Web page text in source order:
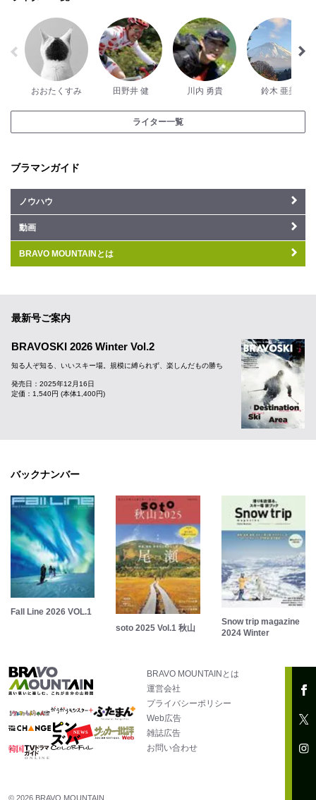
おおたくすみ 田野井 健 川内 勇貴 鈴木 亜美
ライター一覧
ブラマンガイド
ノウハウ
動画
BRAVO MOUNTAINとは
最新号ご案内
BRAVOSKI 2026 Winter Vol.2
知る人ぞ知る、いいスキー場。規模に縛られず、楽しんだもの勝ち
発売日：2025年12月16日
定価：1,540円 (本体1,400円)
バックナンバー
Fall Line 2026 VOL.1
soto 2025 Vol.1 秋山
Snow trip magazine
2024 Winter
BRAVO MOUNTAINとは
運営会社
プライバシーポリシー
Web広告
雑誌広告
お問い合わせ
© 2026 BRAVO MOUNTAIN